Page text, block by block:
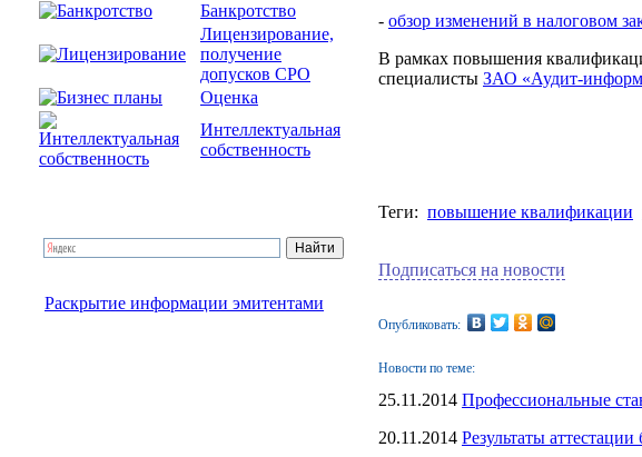
Банкротство
Лицензирование,
получение
допусков СРО
Оценка
Интеллектуальная
собственность
Раскрытие информации эмитентами
- обзор изменений в налоговом
В рамках повышения
специалисты ЗАО «Аудит-
Теги: повышение квалификации
Подписаться на новости
Опубликовать:
Новости по теме:
25.11.2014 Профессиональные
20.11.2014 Результаты